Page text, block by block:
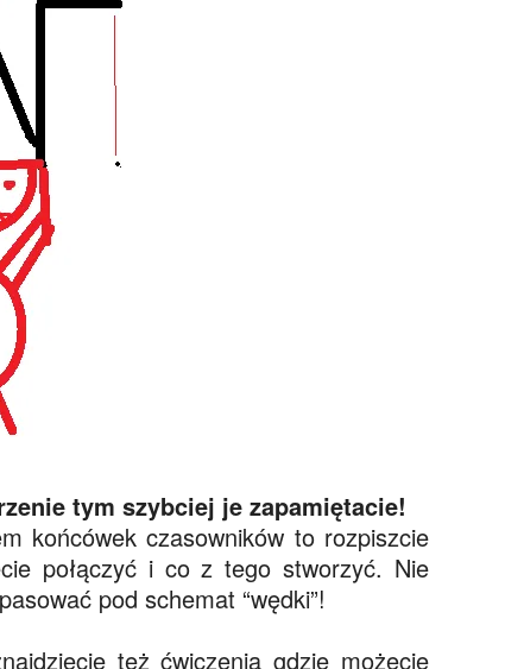
tym szybciej je zapamiętacie!
końcówek czasowników to rozpiszcie
połączyć i co z tego stworzyć. Nie
pod schemat “wędki”!
też ćwiczenia gdzie możecie